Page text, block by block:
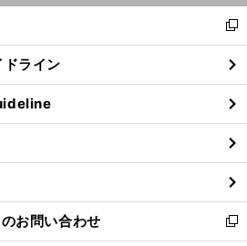
閉
る
新
し
い
ウ
ィ
ン
ド
ウ
で
開
く
ライン
お問い合わせ
新